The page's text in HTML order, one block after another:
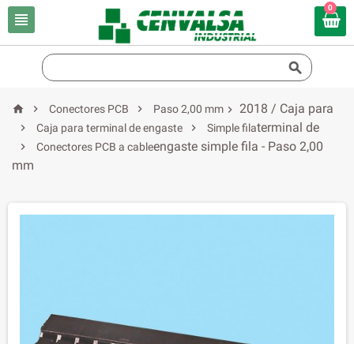

0

  Conectores PCB 
Paso 2,00 mm

Caja para terminal de engaste 
Simple fila

Conectores PCB a cable
 2018 / Caja para
terminal de
engaste simple fila - Paso 2,00
mm